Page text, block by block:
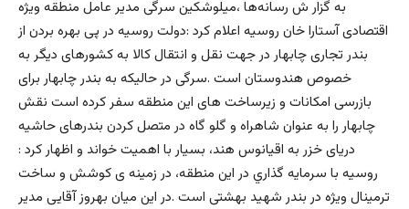
به گزار ش رسانه‌ها ،ميلوشكين سرگى مدير عامل منطقه ويژه
اقتصادى آستارا خان روسيه اعلام كرد :دولت روسيه در پى بهره بردن از
بندر تجارى چابهار در جهت نقل و انتقال كالا به كشورهاى ديگر به
خصوص هندوستان است .سرگى در حاليكه به بندر چابهار براى
بازرسى امكانات و زيرساخت هاى اين منطقه سفر كرده است نقش
چابهار را به عنوان شاهراه و گلو گاه در متصل كردن بندرهاى حاشيه
درياى خزر به اقيانوس هند، بسيار با اهميت خواند و اظهار كرد :
روسيه با سرمايه گذاري در اين منطقه، در زمينه ى كوشش و ساخت
ترمينال ويژه در بندر شهيد بهشتى است .در این میان بهروز آقايى مدير